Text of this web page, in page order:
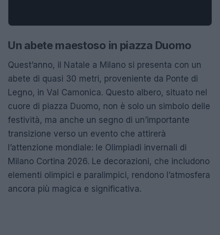
Un abete maestoso in piazza Duomo
Quest’anno, il Natale a Milano si presenta con un
abete di quasi 30 metri, proveniente da Ponte di
Legno, in Val Camonica. Questo albero, situato nel
cuore di piazza Duomo, non è solo un simbolo delle
festività, ma anche un segno di un’importante
transizione verso un evento che attirerà
l’attenzione mondiale: le Olimpiadi invernali di
Milano Cortina 2026. Le decorazioni, che includono
elementi olimpici e paralimpici, rendono l’atmosfera
ancora più magica e significativa.